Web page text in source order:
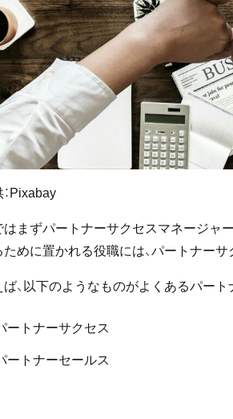
Pixabay
はまずパートナーサクセスマネージャ
ために置かれる役職には、パートナー
ば、以下のようなものがよくあるパート
ートナーサクセス
ートナーセールス